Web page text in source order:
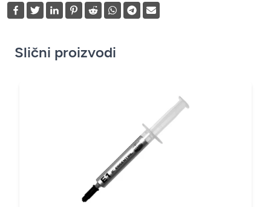
Slični proizvodi